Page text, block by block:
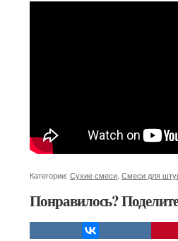
Категории: Сухие смеси Смеси для
Понравилось?